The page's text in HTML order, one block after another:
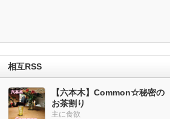
相互RSS
【六本木】Common☆秘密の
お茶割り
主に食欲